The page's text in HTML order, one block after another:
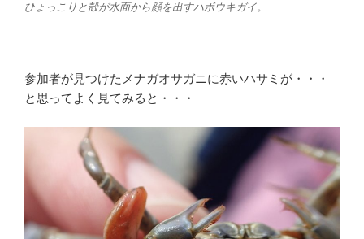
ひょっこりと殻が水面から顔を出すハボウキガイ。
参加者が見つけたメナガオサガニに赤いハサミが・・・
と思ってよく見てみると・・・